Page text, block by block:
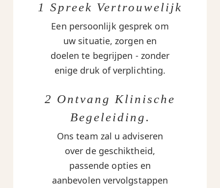
1 Spreek Vertrouwelijk
Een persoonlijk gesprek om
uw situatie, zorgen en
doelen te begrijpen - zonder
enige druk of verplichting.
2 Ontvang Klinische
Begeleiding.
Ons team zal u adviseren
over de geschiktheid,
passende opties en
aanbevolen vervolgstappen